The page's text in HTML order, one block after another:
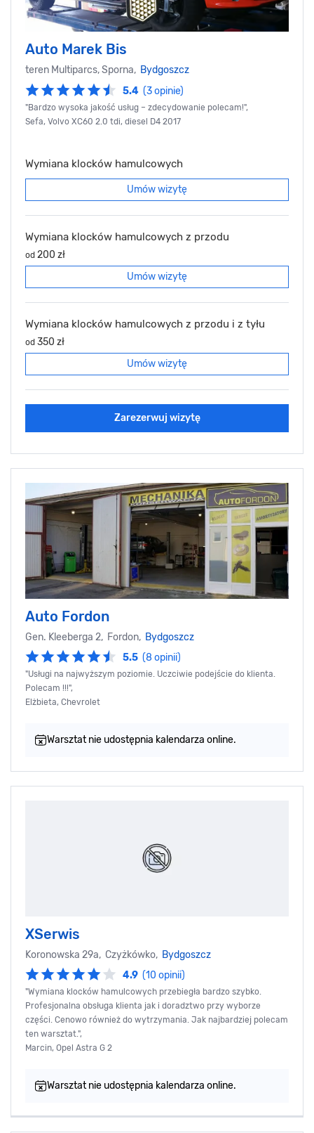
Auto Marek Bis
teren Multiparcs, Sporna, Bydgoszcz
5.4 (3 opinie)
"Bardzo wysoka jakość usług – zdecydowanie polecam!",
Sefa, Volvo XC60 2.0 tdi, diesel D4 2017
Wymiana klocków hamulcowych
Umów wizytę
Wymiana klocków hamulcowych z przodu
od 200 zł
Umów wizytę
Wymiana klocków hamulcowych z przodu i z tyłu
od 350 zł
Umów wizytę
Zarezerwuj wizytę
Auto Fordon
Gen. Kleeberga 2, Fordon, Bydgoszcz
5.5 (8 opinii)
"Usługi na najwyższym poziomie. Uczciwie podejście do klienta.
Polecam !!!",
Elżbieta, Chevrolet
Warsztat nie udostępnia kalendarza online.
XSerwis
Koronowska 29a, Czyżkówko, Bydgoszcz
4.9 (10 opinii)
"Wymiana klocków hamulcowych przebiegła bardzo szybko.
Profesjonalna obsługa klienta jak i doradztwo przy wyborze
części. Cenowo również do wytrzymania. Jak najbardziej polecam
ten warsztat.",
Marcin, Opel Astra G 2
Warsztat nie udostępnia kalendarza online.